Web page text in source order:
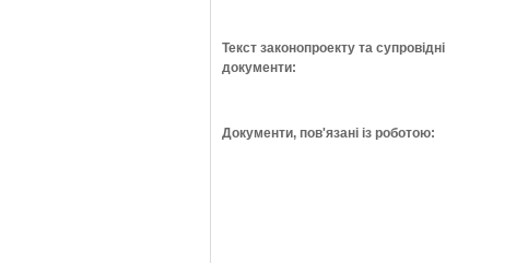
Текст законопроекту та супровідні
документи:
Документи, пов'язані із роботою: